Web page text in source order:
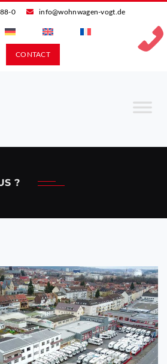
0 info@wohnwagen-vogt.de
CONTACT
?